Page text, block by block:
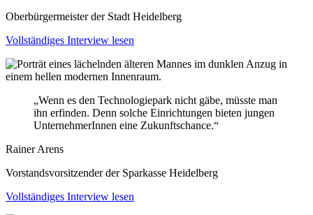
Oberbürgermeister der Stadt Heidelberg
Vollständiges Interview lesen
„Wenn es den Technologiepark nicht gäbe, müsste man
ihn erfinden. Denn solche Einrichtungen bieten jungen
UnternehmerInnen eine Zukunftschance.“
Rainer Arens
Vorstandsvorsitzender der Sparkasse Heidelberg
Vollständiges Interview lesen